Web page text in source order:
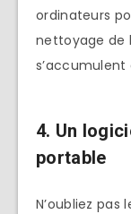
ordinateurs
nettoyage de
4. Un
portable
N’oubliez pas